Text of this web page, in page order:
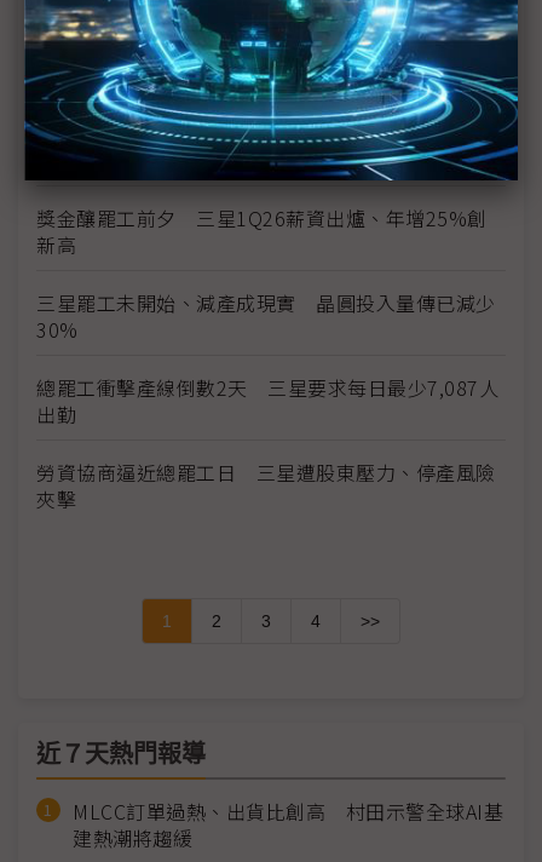
三星勞資僵局最後一刻驚險達成協議 總罷工暫緩執
行
三星總罷工危機 南韓勞動部長親自出面調解
勞資談判破局 三星工會5月21日展開總罷工
獎金釀罷工前夕 三星1Q26薪資出爐、年增25%創
新高
三星罷工未開始、減產成現實 晶圓投入量傳已減少
30%
總罷工衝擊產線倒數2天 三星要求每日最少7,087人
出勤
勞資協商逼近總罷工日 三星遭股東壓力、停產風險
夾擊
1 2 3 4 >>
近７天熱門報導
MLCC訂單過熱、出貨比創高 村田示警全球AI基
建熱潮將趨緩